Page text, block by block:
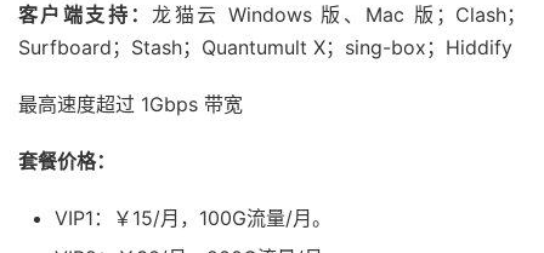
客户端支持：龙猫云 Windows 版、Mac 版；Clash；
Surfboard；Stash；Quantumult X；sing-box；Hiddify
最高速度超过 1Gbps 带宽
套餐价格：
VIP1：￥15/月，100G流量/月。